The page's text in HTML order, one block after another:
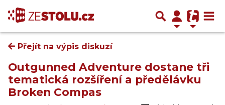
Přejít na výpis diskuzí
Outgunned Adventure dostane tři
tematická rozšíření a předělávku
Broken Compas